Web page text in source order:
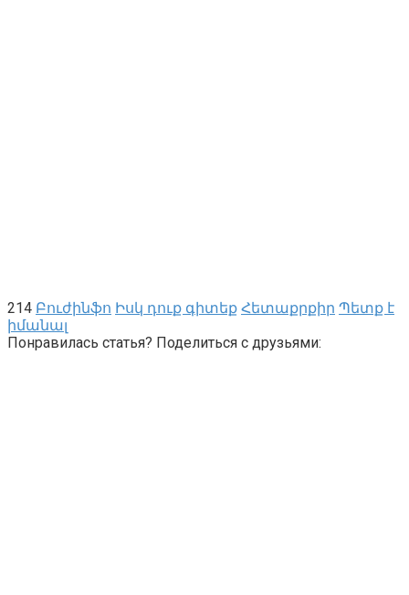
214 Բուժինֆո Իսկ դուք գիտեք Հետաքրքիր Պետք է
իմանալ
Понравилась статья? Поделиться с друзьями: